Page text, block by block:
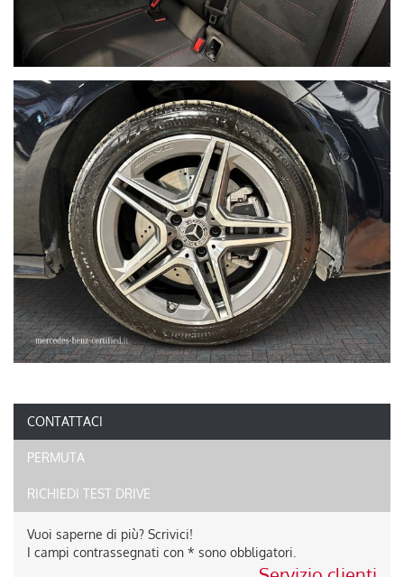
CONTATTACI
PERMUTA
RICHIEDI TEST DRIVE
Vuoi saperne di più? Scrivici!
I campi contrassegnati con * sono obbligatori.